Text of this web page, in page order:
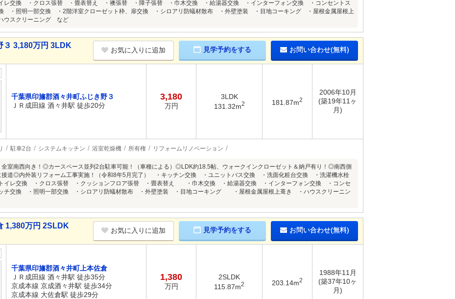
レ交換 ・クロス張替 ・畳表替え ・襖張替 ・障子張替 ・巾木交換 ・給湯器交換 ・インターフォン交換 ・コンセントス
・照明一部交換 ・2階洋室クローゼット枠、扉交換 ・シロアリ防蟻材散布 ・外壁塗装 ・目地コーキング ・屋根金属屋根上
ウスクリーニング など
３ 3,180万円 3LDK
お気に入りに追加 見学予約をする お問い合わせ(無料)
千葉県印旛郡酒々井町ふじき野３
ＪＲ成田線 酒々井駅 徒歩20分
3,180
万円
3LDK
131.32m2 181.87m2
2006年10月
(築19年11ヶ
月)
駐車2台 システムキッチン 浴室乾燥機 所有権 リフォームリノベーション
室南西向き！◎カースペース並列2台駐車可能！（車種による）◎LDK約18.5帖、ウォークインクローゼット＆納戸有り！◎南西側
接道◎内外装リフォーム工事実施！（令和8年5月完了） ・キッチン交換 ・ユニットバス交換 ・洗面化粧台交換 ・洗濯機水栓
イレ交換 ・クロス張替 ・クッションフロア張替 ・畳表替え ・巾木交換 ・給湯器交換 ・インターフォン交換 ・コンセ
チ交換 ・照明一部交換 ・シロアリ防蟻材散布 ・外壁塗装 ・目地コーキング ・屋根金属屋根上葺き ・ハウスクリーニン
1,380万円 2SLDK
お気に入りに追加 見学予約をする お問い合わせ(無料)
千葉県印旛郡酒々井町上本佐倉
ＪＲ成田線 酒々井駅 徒歩35分
京成本線 京成酒々井駅 徒歩34分
京成本線 大佐倉駅 徒歩29分
1,380
万円
2SLDK
115.87m2 203.14m2
1988年11月
(築37年10ヶ
月)